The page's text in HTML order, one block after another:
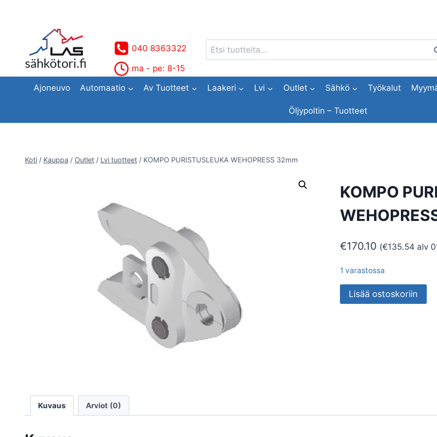
sähkötori.fi
040 8363322
ma - pe: 8-15
Etsi:
Ajoneuvo Automaatio Av Tuotteet Laakeri Lvi Outlet Sähkö Työkalut
Öljypoltin – Tuotteet
Koti / Kauppa / Outlet / Lvi tuotteet / KOMPO PURISTUSLEUKA WEHOPRESS 32mm
KOMPO
€170.10 (€135.54 alv
1 varastossa
KOMPO
PURISTUSLEUKA
Lisää ostoskoriin
Kuvaus Arviot (0)